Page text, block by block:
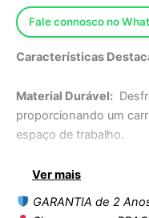
Fale connosco no
Características
Material Durável:
proporcionando um
espaço de trabalho.
Organização Otimizada:
carrinho oferece amplo
seus equipamentos de
Ver mais
GARANTIA de 2